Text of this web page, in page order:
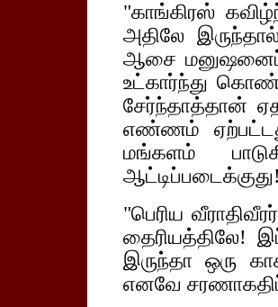
"காங்கிரஸ்
அதிலே
ஆசை மனுஷனைப்
உட்கார்ந்து
சேர்ந்தாத்தான்
எண்ணம்
மங்களம்
"பெரிய
தைரியத்திலே!
இருந்தா ஒரு
எனவே